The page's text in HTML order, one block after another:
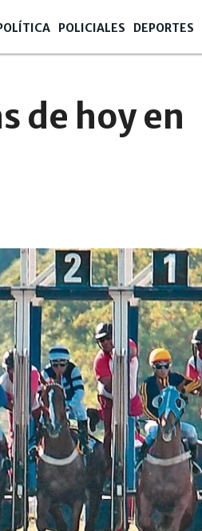
POLICIALES DEPORTES
de hoy en